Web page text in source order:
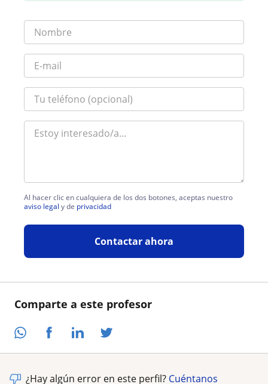
Comparte a este profesor
Al hacer clic en cualquiera de los dos botones, aceptas nuestro
aviso legal y de privacidad
Contactar ahora
¿Hay algún error en este perfil? Cuéntanos